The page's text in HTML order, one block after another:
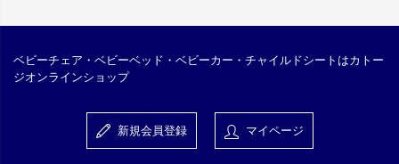
ベビーチェア・ベビーベッド・ベビーカー・チャイルドシートはカトー
ジオンラインショップ
新規会員登録 マイページ